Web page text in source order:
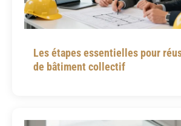
Les étapes essentielles pour
de bâtiment collectif